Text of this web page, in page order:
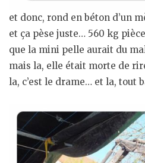
et donc, rond en béton d’un
et ça pèse juste… 560 kg
que la mini pelle aurait du
mais la, elle était morte de
la, c’est le drame… et la, tout